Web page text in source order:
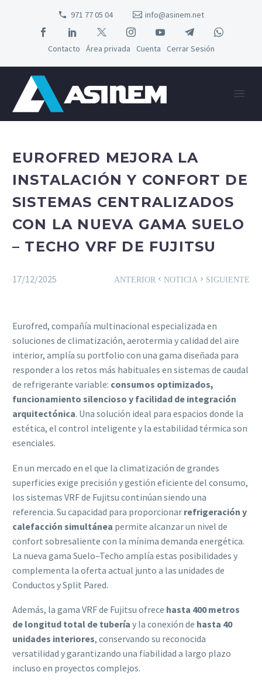
971 77 05 04 info@asinem.net
Contacto Área privada Cuenta Cerrar Sesión
EUROFRED MEJORA LA
INSTALACIÓN Y CONFORT DE
SISTEMAS CENTRALIZADOS
CON LA NUEVA GAMA SUELO
– TECHO VRF DE FUJITSU
ANTERIOR NOTICIASIGUIENTE
17/12/2025
Eurofred, compañía multinacional especializada en
soluciones de climatización, aerotermia y calidad del aire
interior, amplía su portfolio con una gama diseñada para
responder a los retos más habituales en sistemas de caudal
de refrigerante variable: consumos optimizados,
funcionamiento silencioso y facilidad de integración
arquitectónica. Una solución ideal para espacios donde la
estética, el control inteligente y la estabilidad térmica son
esenciales.
En un mercado en el que la climatización de grandes
superficies exige precisión y gestión eficiente del consumo,
los sistemas VRF de Fujitsu continúan siendo una
referencia. Su capacidad para proporcionar refrigeración y
calefacción simultánea permite alcanzar un nivel de
confort sobresaliente con la mínima demanda energética.
La nueva gama Suelo–Techo amplía estas posibilidades y
complementa la oferta actual junto a las unidades de
Conductos y Split Pared.
Además, la gama VRF de Fujitsu ofrece hasta 400 metros
de longitud total de tubería y la conexión de hasta 40
unidades interiores, conservando su reconocida
versatilidad y garantizando una fiabilidad a largo plazo
incluso en proyectos complejos.